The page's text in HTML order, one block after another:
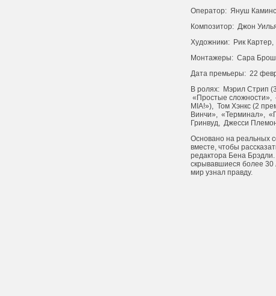
Оператор: Януш
Композитор: Джон
Художники: Рик
Монтажеры: Сара
Дата премьеры: 22
В ролях: Мэрил Стрип
«Простые
MIA!»), Том Хэнкс (2
Винчи», «Терминал»,
Гринвуд, Джесси
Основано на реальных
вместе, чтобы
редактора Бена
скрывавшиеся более 30
мир узнал правду.